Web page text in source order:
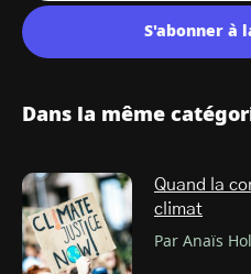
S'abonner à
Dans la même
Quand la
climat
Par Anaïs